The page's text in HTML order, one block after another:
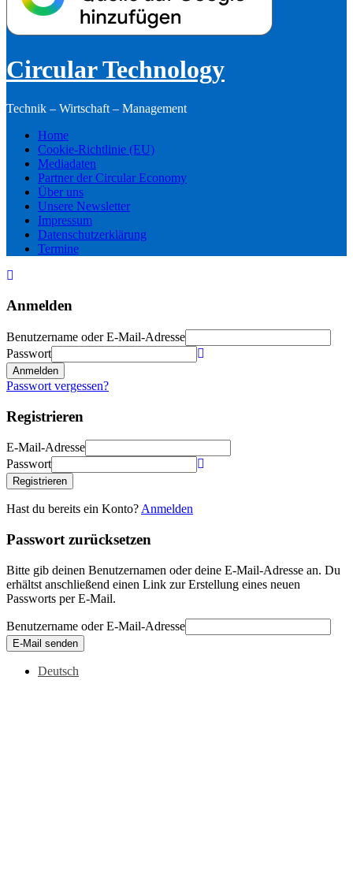
Circular Technology
Technik – Wirtschaft – Management
Home
Cookie-Richtlinie (EU)
Mediadaten
Partner der Circular Economy
Über uns
Unsere Newsletter
Impressum
Datenschutzerklärung
Termine
Anmelden
Benutzername oder E-Mail-Adresse
Passwort
Anmelden
Passwort vergessen?
Registrieren
E-Mail-Adresse
Passwort
Registrieren
Hast du bereits ein Konto?Anmelden
Passwort zurücksetzen
Bitte gib deinen Benutzernamen oder deine E-Mail-Adresse an. Du
erhältst anschließend einen Link zur Erstellung eines neuen
Passworts per E-Mail.
Benutzername oder E-Mail-Adresse
E-Mail senden
Deutsch